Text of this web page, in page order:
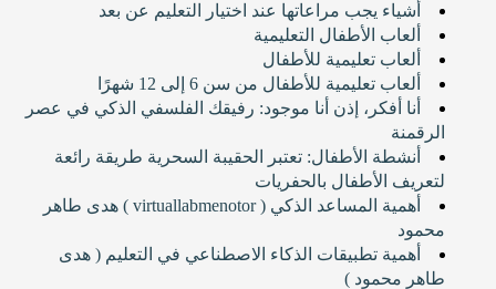
أشياء يجب مراعاتها عند اختيار التعليم عن بعد
ألعاب الأطفال التعليمية
ألعاب تعليمية للأطفال
ألعاب تعليمية للأطفال من سن 6 إلى 12 شهرًا
أنا أفكر، إذن أنا موجود: رفيقك الفلسفي الذكي في عصر
الرقمنة
أنشطة الأطفال: تعتبر الحقيبة السحرية طريقة رائعة
لتعريف الأطفال بالحفريات
أهمية المساعد الذكي ( virtuallabmenotor ) هدى طاهر
محمود
أهمية تطبيقات الذكاء الاصطناعي في التعليم ( هدى
طاهر محمود )